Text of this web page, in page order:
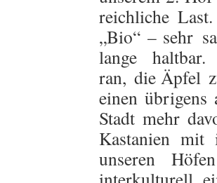
reichliche
„Bio“ – sehr
lange haltbar.
ran, die Äpfel
einen
Stadt mehr
Kastanien mit
unseren